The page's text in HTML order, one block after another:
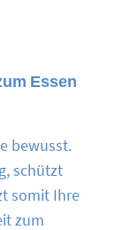
Essen
bewusst.
schützt
somit Ihre
zum